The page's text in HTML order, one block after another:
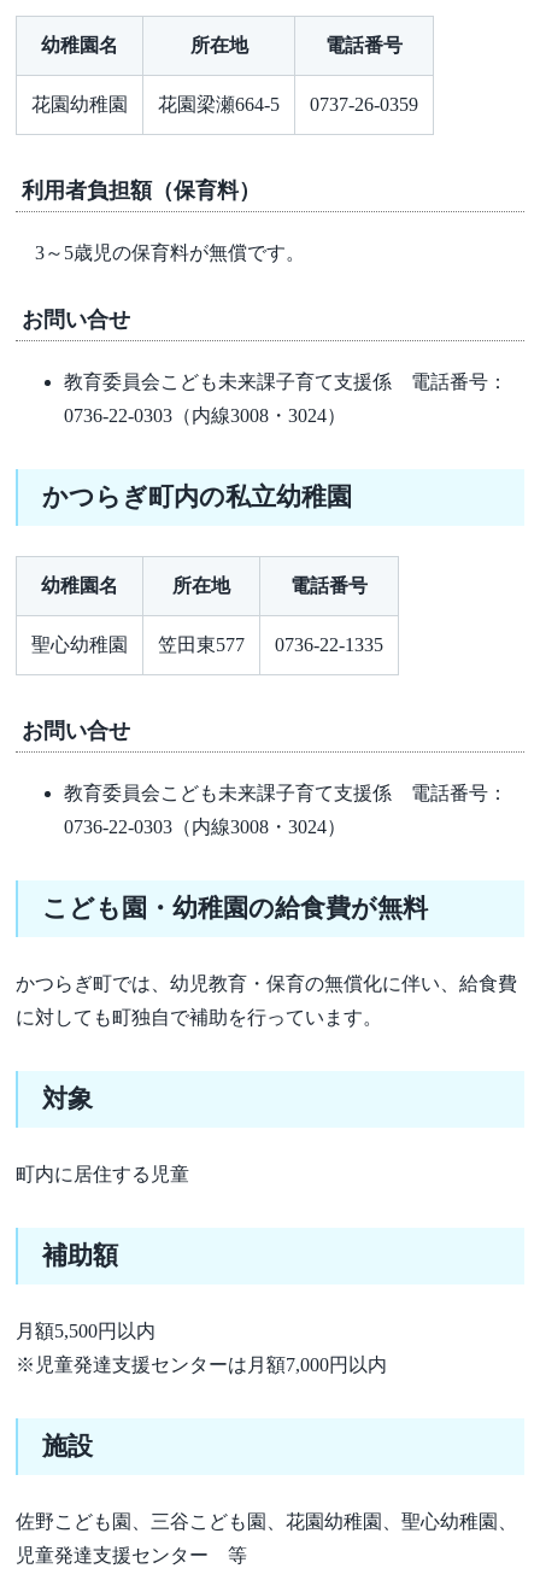
幼稚園名 所在地 電話番号
花園幼稚園 花園梁瀬664-5 0737-26-0359
利用者負担額（保育料）
3～5歳児の保育料が無償です。
お問い合せ
教育委員会こども未来課子育て支援係 電話番号：
0736-22-0303（内線3008・3024）
かつらぎ町内の私立幼稚園
幼稚園名 所在地 電話番号
聖心幼稚園 笠田東577 0736-22-1335
お問い合せ
教育委員会こども未来課子育て支援係 電話番号：
0736-22-0303（内線3008・3024）
こども園・幼稚園の給食費が無料
かつらぎ町では、幼児教育・保育の無償化に伴い、給食費
に対しても町独自で補助を行っています。
対象
町内に居住する児童
補助額
月額5,500円以内
※児童発達支援センターは月額7,000円以内
施設
佐野こども園、三谷こども園、花園幼稚園、聖心幼稚園、
児童発達支援センター 等